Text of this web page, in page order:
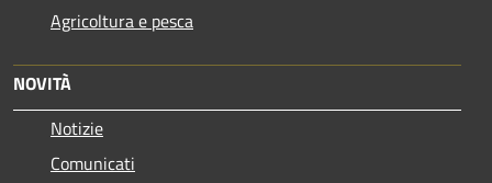
Agricoltura e pesca
NOVITÀ
Notizie
Comunicati